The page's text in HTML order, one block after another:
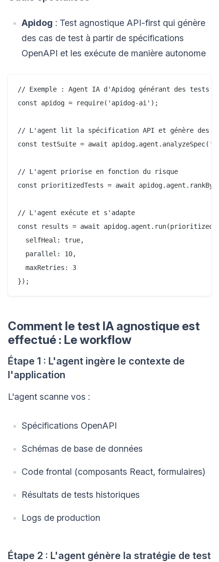
Apidog : Test agnostique API-first qui génère
des cas de test à partir de spécifications
OpenAPI et les exécute de manière autonome
// Exemple : Agent IA d'Apidog générant des tests
const apidog = require('apidog-ai');
// L'agent lit la spécification API et génère des
const testSuite = await
// L'agent priorise en fonction du risque
const prioritizedTests = await
// L'agent exécute et s'adapte
const results = await
  selfHeal: true,
  parallel: 10,
  maxRetries: 3
Comment le test IA agnostique est
effectué : Le workflow
Étape 1 : L'agent ingère le contexte de
l'application
L'agent scanne vos :
Spécifications OpenAPI
Schémas de base de données
Code frontal (composants React, formulaires)
Résultats de tests historiques
Logs de production
Étape 2 : L'agent génère la stratégie de test